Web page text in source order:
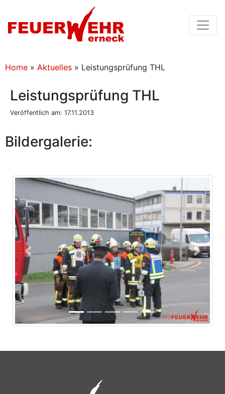
Home » Aktuelles » Leistungsprüfung THL
Leistungsprüfung THL
Veröffentlich am: 17.11.2013
Bildergalerie:
Previous Next